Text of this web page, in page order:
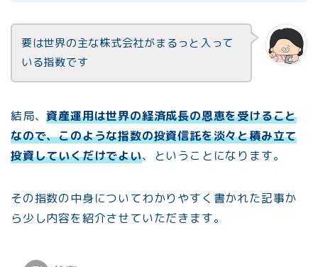
要は世界の主な株式会社がまるっと入って
いる指数です
結局、資産運用は世界の経済成長の恩恵を受けること
なので、このような指数の投資信託を淡々と積み立て
投資していくだけでよい、ということになります。
その指数の中身についてわかりやすく書かれた記事か
ら少し内容を紹介させていただきます。